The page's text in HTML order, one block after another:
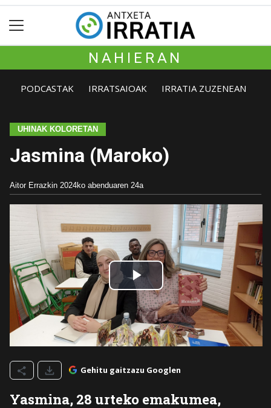
NAHIERAN
PODCASTAK IRRATSAIOAK IRRATIA ZUZENEAN
UHINAK KOLORETAN
Jasmina (Maroko)
Aitor Errazkin 2024ko abenduaren 24a
Gehitu gaitzazu Googlen
Yasmina, 28 urteko emakumea,